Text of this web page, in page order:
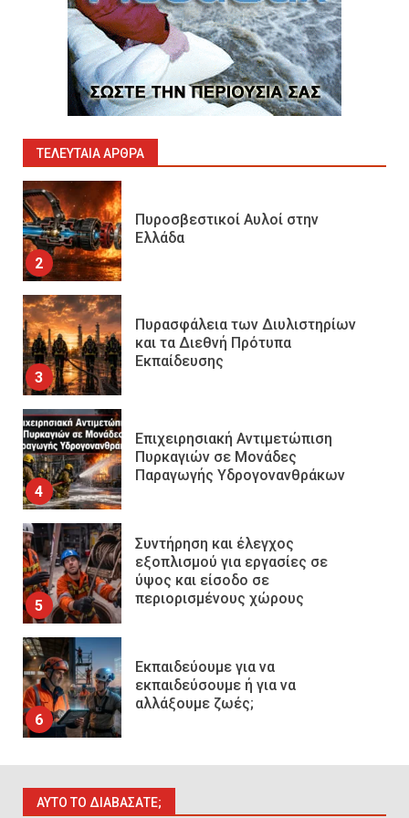
ΤΕΛΕΥΤΑΊΑ ΆΡΘΡΑ
Ορυχεία
2
Πυροσβεστικοί Αυλοί στην
3
Πυρασφάλεια των Διυλιστηρίων
και τα Διεθνή Πρότυπα
Εκπαίδευσης
4
Επιχειρησιακή Αντιμετώπιση
Πυρκαγιών σε Μονάδες
Παραγωγής Υδρογονανθράκων
5
Συντήρηση και έλεγχος
εξοπλισμού για εργασίες σε
ύψος και είσοδο σε
περιορισμένους χώρους
6
Εκπαιδεύουμε για να
εκπαιδεύσουμε ή για να
αλλάξουμε ζωές;
7
Sprinklers: Ο «αόρατος φύλακας
άγγελος» πάνω από το κεφάλι
μας
Η ελαφρότητα της τεχνικής
ασφάλειας στην Ελλάδα (ΥΑΕ)
ΑΥΤΌ ΤΟ ΔΙΑΒΆΣΑΤΕ;